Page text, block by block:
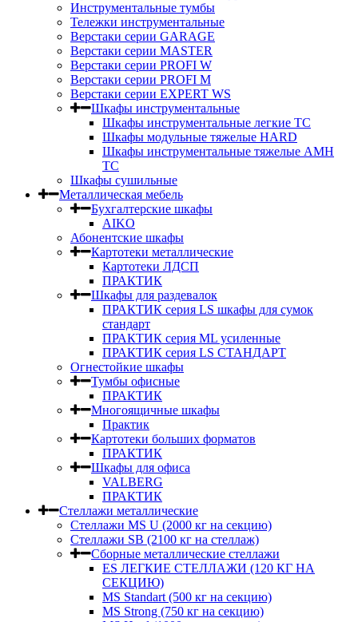
Инструментальные тумбы
Тележки инструментальные
Верстаки серии GARAGE
Верстаки серии MASTER
Верстаки серии PROFI W
Верстаки серии PROFI M
Верстаки серии EXPERT WS
Шкафы инструментальные
Шкафы инструментальные легкие ТС
Шкафы модульные тяжелые HARD
Шкафы инструментальные тяжелые AMH
TC
Шкафы сушильные
Металлическая мебель
Бухгалтерские шкафы
AIKO
Абонентские шкафы
Картотеки металлические
Картотеки ЛДСП
ПРАКТИК
Шкафы для раздевалок
ПРАКТИК серия LS шкафы для сумок
стандарт
ПРАКТИК серия ML усиленные
ПРАКТИК серия LS СТАНДАРТ
Огнестойкие шкафы
Тумбы офисные
ПРАКТИК
Многоящичные шкафы
Практик
Картотеки больших форматов
ПРАКТИК
Шкафы для офиса
VALBERG
ПРАКТИК
Стеллажи металлические
Стеллажи MS U (2000 кг на секцию)
Стеллажи SB (2100 кг на стеллаж)
Сборные металлические стеллажи
ES ЛЕГКИЕ СТЕЛЛАЖИ (120 КГ НА
СЕКЦИЮ)
MS Standart (500 кг на секцию)
MS Strong (750 кг на секцию)